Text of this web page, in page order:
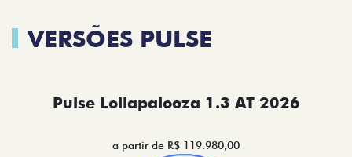
VERSÕES PULSE
Pulse Lollapalooza 1.3 AT 2026
a partir de R$ 119.980,00